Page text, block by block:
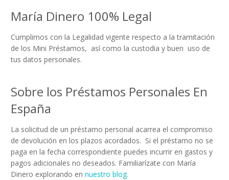
María Dinero 100% Legal
Cumplimos con la Legalidad vigente respecto a la tramitación
de los Mini Préstamos, así como la custodia y buen uso de
tus datos personales.
Sobre los Préstamos Personales En
España
La solicitud de un préstamo personal acarrea el compromiso
de devolución en los plazos acordados. Si el préstamo no se
paga en la fecha correspondiente puedes incurrir en gastos y
pagos adicionales no deseados. Familiarízate con María
Dinero explorando en nuestro blog.